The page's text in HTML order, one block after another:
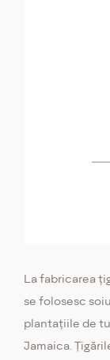
La fabricarea
se folosesc
plantațiile de
Jamaica.